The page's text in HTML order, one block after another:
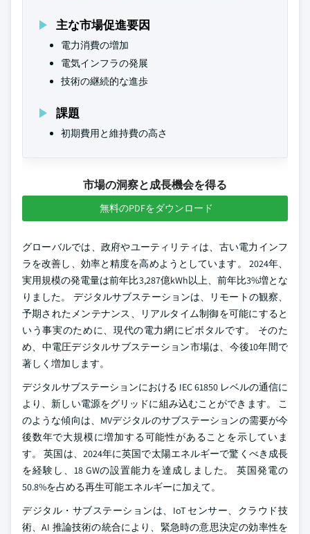
主な市場促進要因
電力消費の増加
電気インフラの発展
技術の継続的な進歩
課題
初期費用と維持費の高さ
市場の洞察と成長機会を得る
無料のPDFをダウンロード
グローバルでは、政府やユーティリティは、古い電力インフ
ラを改善し、効率と精度を高めようとしています。 2024年、
実用規模の発電量は前年比3,287億kWh以上、前年比3%増とな
りました。 デジタルサブステーションは、リモートの観察、
予期されたメンテナンス、リアルタイム制御を可能にすると
いう事実のために、現代の電力網にピボタルです。 そのた
め、中電圧デジタルサブステーション市場は、今後10年間で
著しく増加します。
デジタルサブステーションにおける IEC 61850 レベルの通信に
より、新しい電源をグリッドに組み込むことができます。 こ
のような傾向は、MVデジタルのサブステーションの需要が今
後数年で大規模に増加する可能性があることを示していま
す。 英国は、2024年に英国で太陽エネルギーで驚くべき成長
を経験し、18 GWの設置能力を達成しました。 英国発電の
50.8%を占める再生可能エネルギーに加えて。
デジタル・サブステーションは、IoT センサー、クラウド技
術、AI 推論技術の統合により、緊急時の意思決定の効率性を